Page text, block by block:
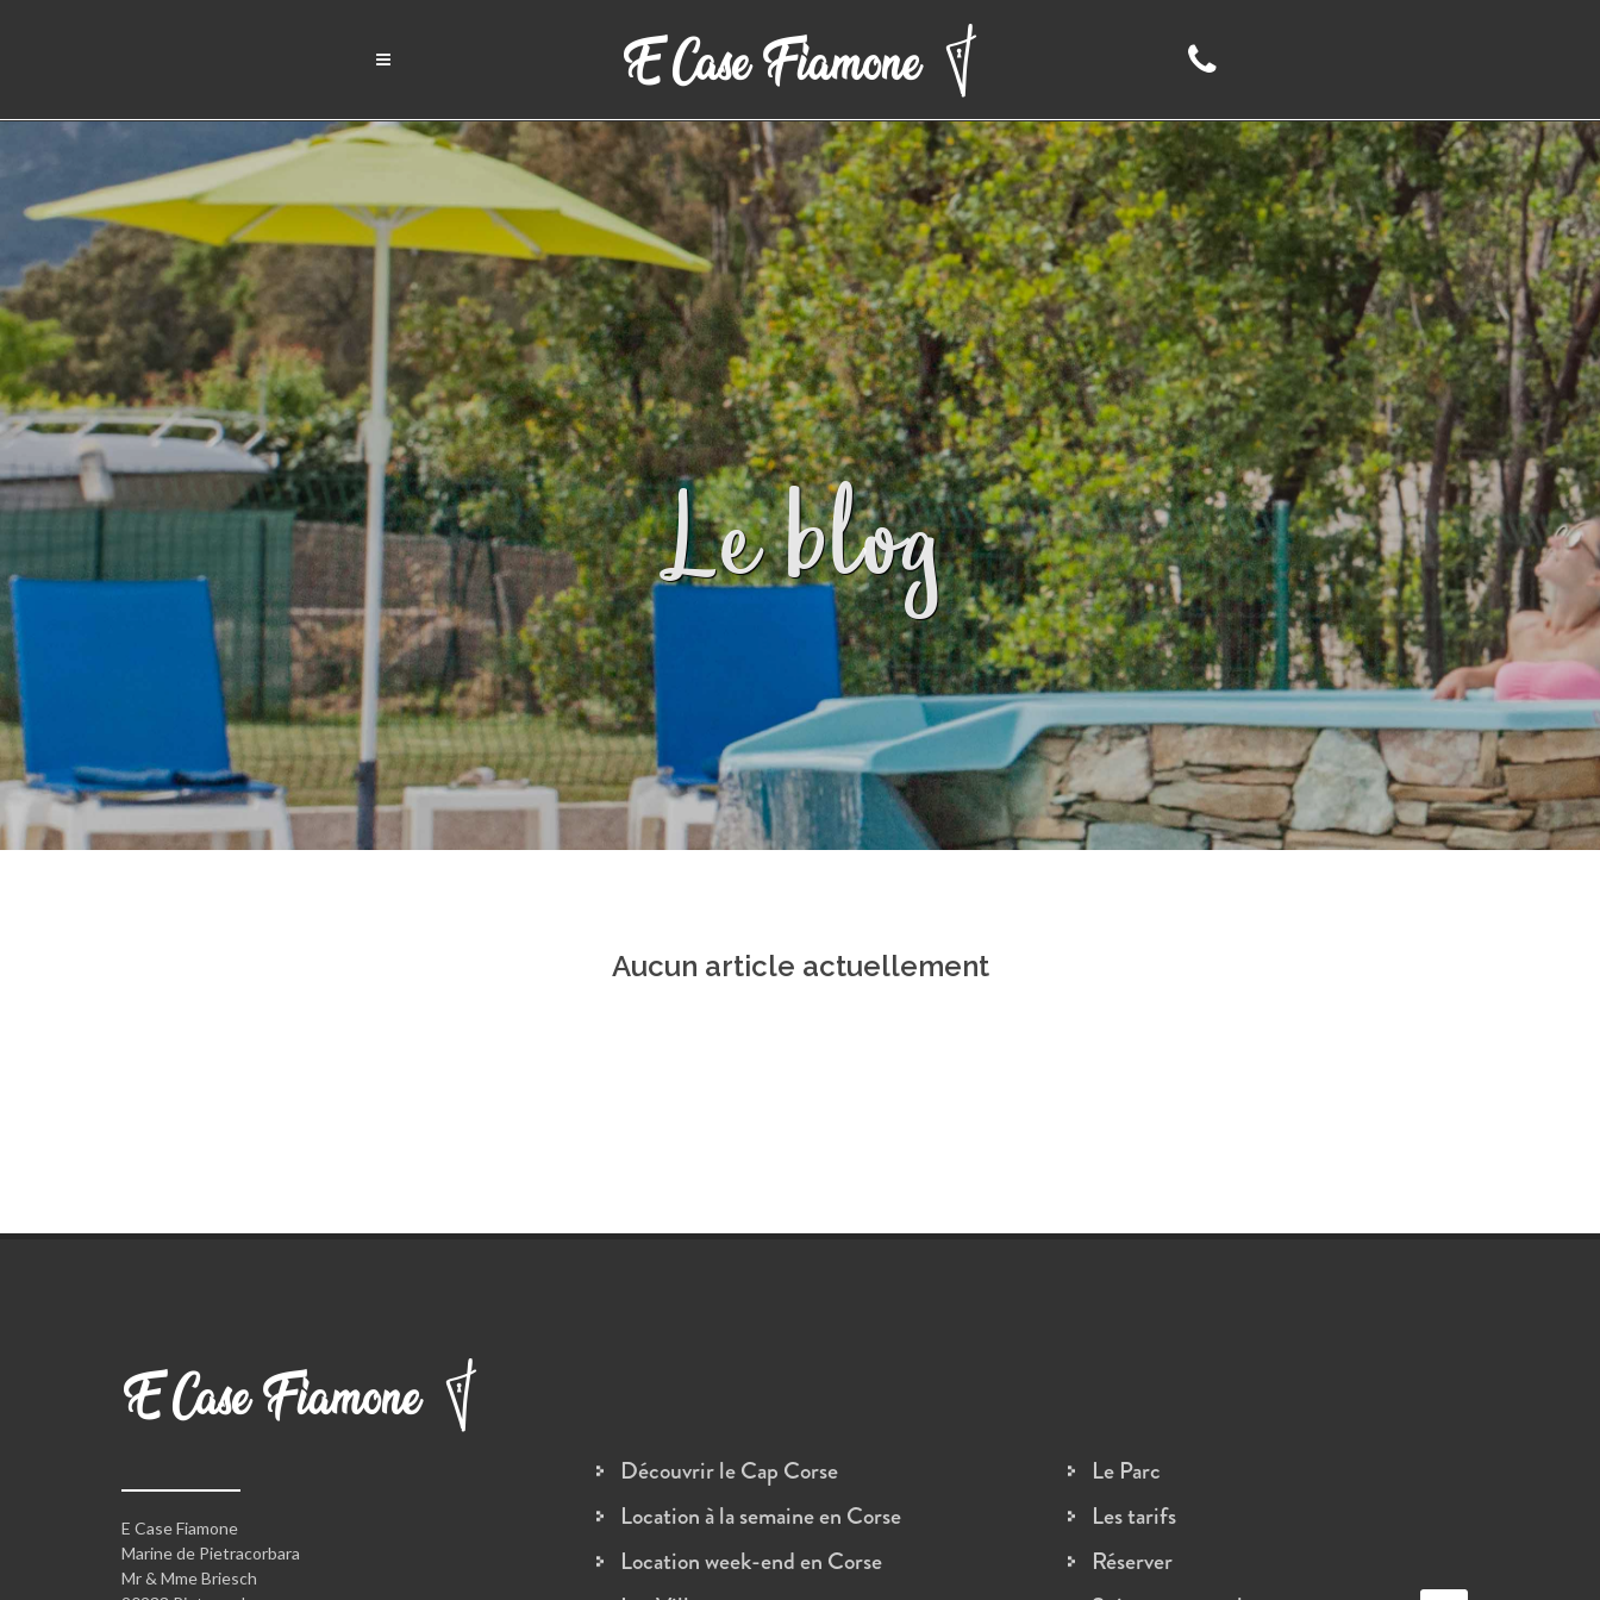
Le blog
Aucun article actuellement
E Case Fiamone
Marine de Pietracorbara
Mr & Mme Briesch
Découvrir le Cap Corse
Location à la semaine en Corse
Location week-end en Corse
Le Parc
Les tarifs
Réserver